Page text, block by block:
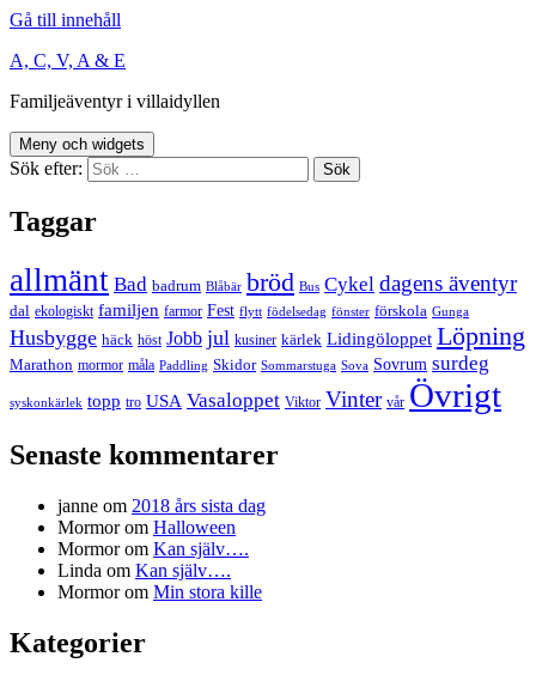
Gå till innehåll
A, C, V, A & E
Familjeäventyr i villaidyllen
Meny och widgets
Sök efter:
Taggar
allmänt Bad badrum Blåbär bröd Bus Cykel dagens äventyr
dal ekologiskt familjen farmor Fest flytt födelsedag fönster förskola Gunga
Husbygge häck höst Jobb jul kusiner kärlek Lidingöloppet Löpning
Marathon mormor måla Paddling Skidor Sommarstuga Sova Sovrum surdeg
syskonkärlek topp tro USA Vasaloppet Viktor Vinter vår Övrigt
Senaste kommentarer
janne om 2018 års sista dag
Mormorom Halloween
Mormorom Kan själv….
Linda om Kan själv….
Mormorom Min stora kille
Kategorier